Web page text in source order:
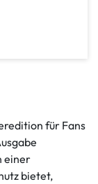
für Fans
einer
bietet,